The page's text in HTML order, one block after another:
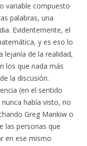
variable compuesto
palabras, una
Evidentemente, el
y es eso lo
lejanía de la realidad,
los que nada más
la discusión.
(en el sentido
había visto, no
Greg Mankiw o
las personas que
en ese mismo